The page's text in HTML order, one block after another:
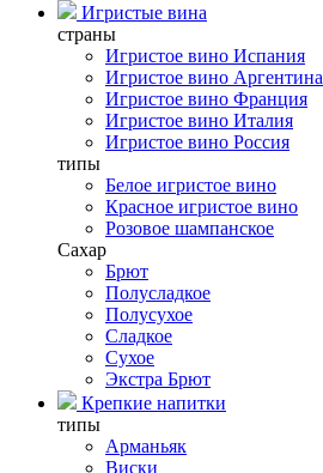
Игристые вина
страны
Игристое вино Испания
Игристое вино Аргентина
Игристое вино Франция
Игристое вино Италия
Игристое вино Россия
типы
Белое игристое вино
Красное игристое вино
Розовое шампанское
Сахар
Брют
Полусладкое
Полусухое
Сладкое
Сухое
Экстра Брют
Крепкие напитки
типы
Арманьяк
Виски